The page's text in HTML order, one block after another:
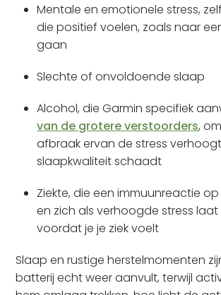
Mentale en emotionele stress,
die positief voelen, zoals naar
gaan
Slechte of onvoldoende slaap
Alcohol, die Garmin specifiek
van de grotere verstoorders,
afbraak ervan de stress
slaapkwaliteit schaadt
Ziekte, die een immuunreactie
en zich als verhoogde stress
voordat je je ziek voelt
Slaap en rustige herstelmomenten
batterij echt weer aanvult, terwijl